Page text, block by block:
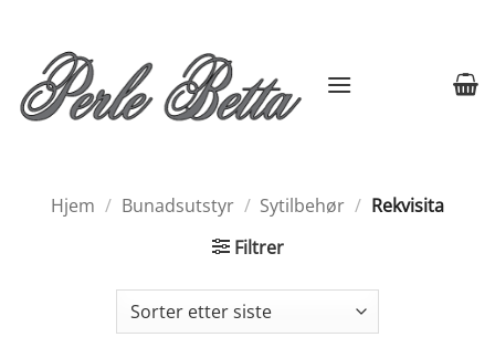
content
Hjem / Bunadsutstyr / Sytilbehør / Rekvisita
Filtrer